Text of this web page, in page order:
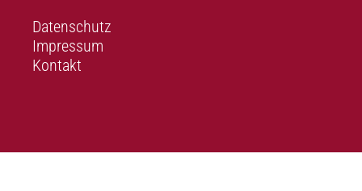
Datenschutz
Impressum
Kontakt